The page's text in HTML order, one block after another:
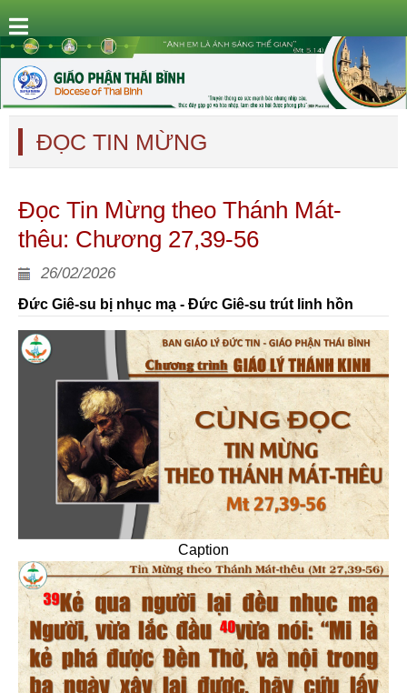
ĐỌC TIN MỪNG
Đọc Tin Mừng theo Thánh Mát-
thêu: Chương 27,39-56
26/02/2026
Đức Giê-su bị nhục mạ - Đức Giê-su trút linh hồn
Caption